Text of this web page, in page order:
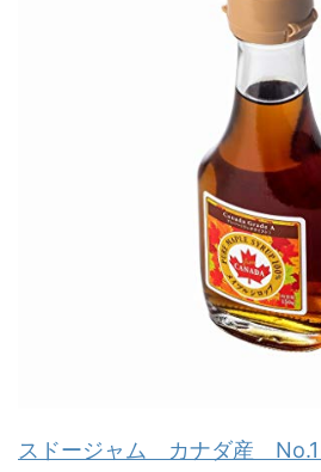
スドージャム カナダ産